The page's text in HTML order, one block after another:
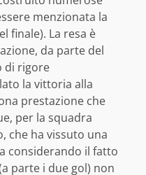
menzionata la
finale). La resa è
da parte del
di rigore
la vittoria alla
prestazione che
per la squadra
che ha vissuto una
considerando il fatto
parte i due gol) non